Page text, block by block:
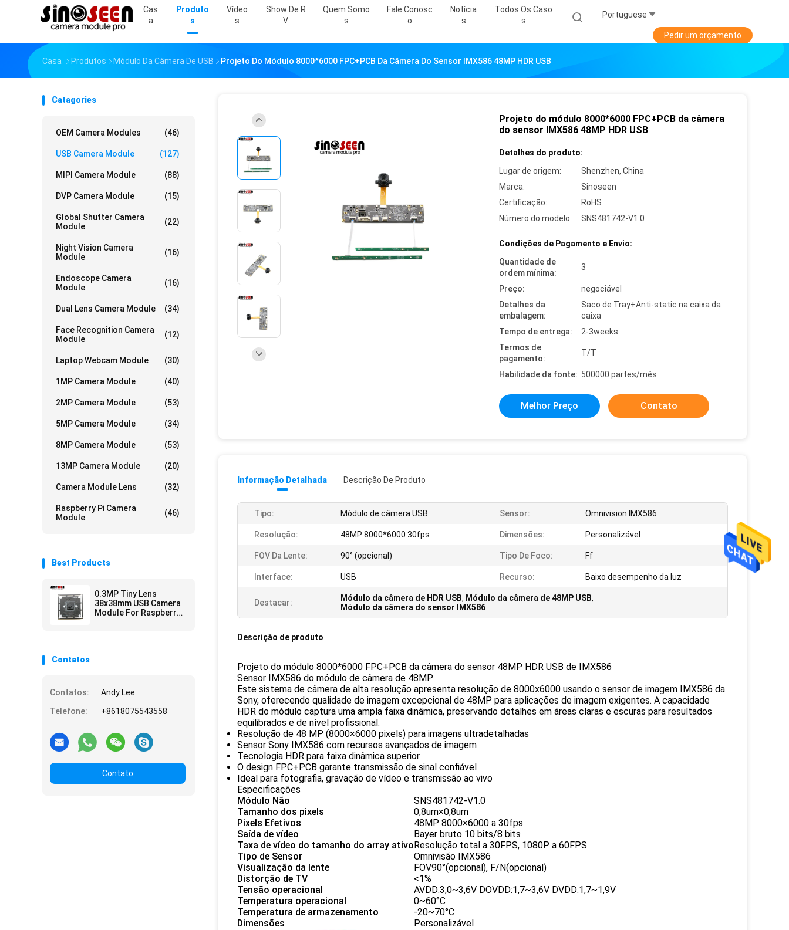
Cas
A
Produto
S
Vídeo
S
Show De R
V
Quem Somo
S
Fale Conosc
O
Notícia
S
Todos Os Caso
S
Portuguese
Pedir um orçamento
Casa Produtos Módulo Da Câmera De USB Projeto Do Módulo 8000*6000 FPC+PCB Da Câmera Do Sensor IMX586 48MP HDR USB
Catagories
OEM Camera Modules (46)
USB Camera Module (127)
MIPI Camera Module (88)
DVP Camera Module (15)
Global Shutter Camera
Module
(22)
Night Vision Camera
Module
(16)
Endoscope Camera
Module
(16)
Dual Lens Camera Module (34)
Face Recognition Camera
Module
(12)
Laptop Webcam Module (30)
1MP Camera Module (40)
2MP Camera Module (53)
5MP Camera Module (34)
8MP Camera Module (53)
13MP Camera Module (20)
Camera Module Lens (32)
Raspberry Pi Camera
Module
(46)
Best Products
0.3MP Tiny Lens
38x38mm USB Camera
Module For Raspberry
Contatos
Contatos:
Andy Lee
Telefone:
+8618075543558
Contato
Projeto do módulo 8000*6000 FPC+PCB da câmera
do sensor IMX586 48MP HDR USB
Detalhes do produto:
Lugar de origem:
Shenzhen, China
Marca:
Sinoseen
Certificação:
RoHS
Número do modelo:
SNS481742-V1.0
Condições de Pagamento e Envio:
Quantidade de
ordem mínima:
3
Preço:
negociável
Detalhes da
embalagem:
Saco de Tray+Anti-static na caixa da
caixa
Tempo de entrega:
2-3weeks
Termos de
pagamento:
T/T
Habilidade da fonte: 500000 partes/mês
Melhor Preço Contato
Informação Detalhada Descrição De Produto
Tipo: Módulo de câmera USB Sensor: Omnivision IMX586
Resolução: 48MP 8000*6000 30fps Dimensões: Personalizável
FOV Da Lente: 90° (opcional) Tipo De Foco: Ff
Interface: USB Recurso: Baixo desempenho da luz
Destacar: Módulo da câmera de HDR USB, Módulo da câmera de 48MP USB,
Módulo da câmera do sensor IMX586
Descrição de produto
Projeto do módulo 8000*6000 FPC+PCB da câmera do sensor 48MP HDR USB de IMX586
Sensor IMX586 do módulo de câmera de 48MP
Este sistema de câmera de alta resolução apresenta resolução de 8000x6000 usando o sensor de imagem IMX586 da
Sony, oferecendo qualidade de imagem excepcional de 48MP para aplicações de imagem exigentes. A capacidade
HDR do módulo captura uma ampla faixa dinâmica, preservando detalhes em áreas claras e escuras para resultados
equilibrados e de nível profissional.
Resolução de 48 MP (8000×6000 pixels) para imagens ultradetalhadas
Sensor Sony IMX586 com recursos avançados de imagem
Tecnologia HDR para faixa dinâmica superior
O design FPC+PCB garante transmissão de sinal confiável
Ideal para fotografia, gravação de vídeo e transmissão ao vivo
Especificações
Módulo Não
SNS481742-V1.0
Tamanho dos pixels
0,8um×0,8um
Pixels Efetivos
48MP 8000×6000 a 30fps
Saída de vídeo
Bayer bruto 10 bits/8 bits
Taxa de vídeo do tamanho do array ativo Resolução total a 30FPS, 1080P a 60FPS
Tipo de Sensor
Omnivisão IMX586
Visualização da lente
FOV90°(opcional), F/N(opcional)
Distorção de TV
<1%
Tensão operacional
AVDD:3,0~3,6V DOVDD:1,7~3,6V DVDD:1,7~1,9V
Temperatura operacional
0~60°C
Temperatura de armazenamento
-20~70°C
Dimensões
Personalizável